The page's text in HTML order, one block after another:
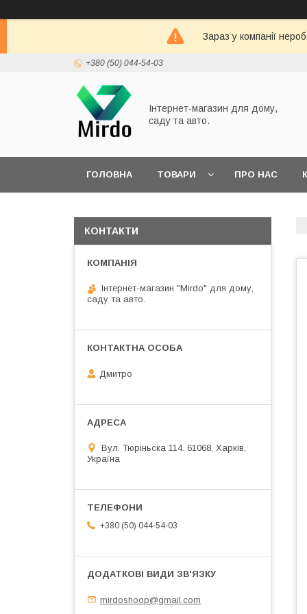
Зараз у компанії
+380 (50) 044-54-03
Інтернет-магазин для дому,
саду та авто.
ГОЛОВНА ТОВАРИ ПРО НАС
КОНТАКТИ
Інтернет-магазин "Mirdo" для дому,
саду та авто.
Дмитро
Вул. Тюріньска 114. 61068, Харків,
Україна
+380 (50) 044-54-03
mirdoshoop@gmail.com